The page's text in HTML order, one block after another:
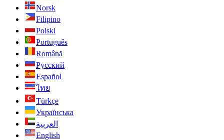
Norsk
Filipino
Polski
Português
Română
Русский
Español
ไทย
Türkçe
Українська
العربية
English